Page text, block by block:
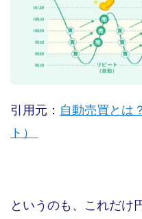
引用元： 自動売買とは
ト）
というのも、これだけ